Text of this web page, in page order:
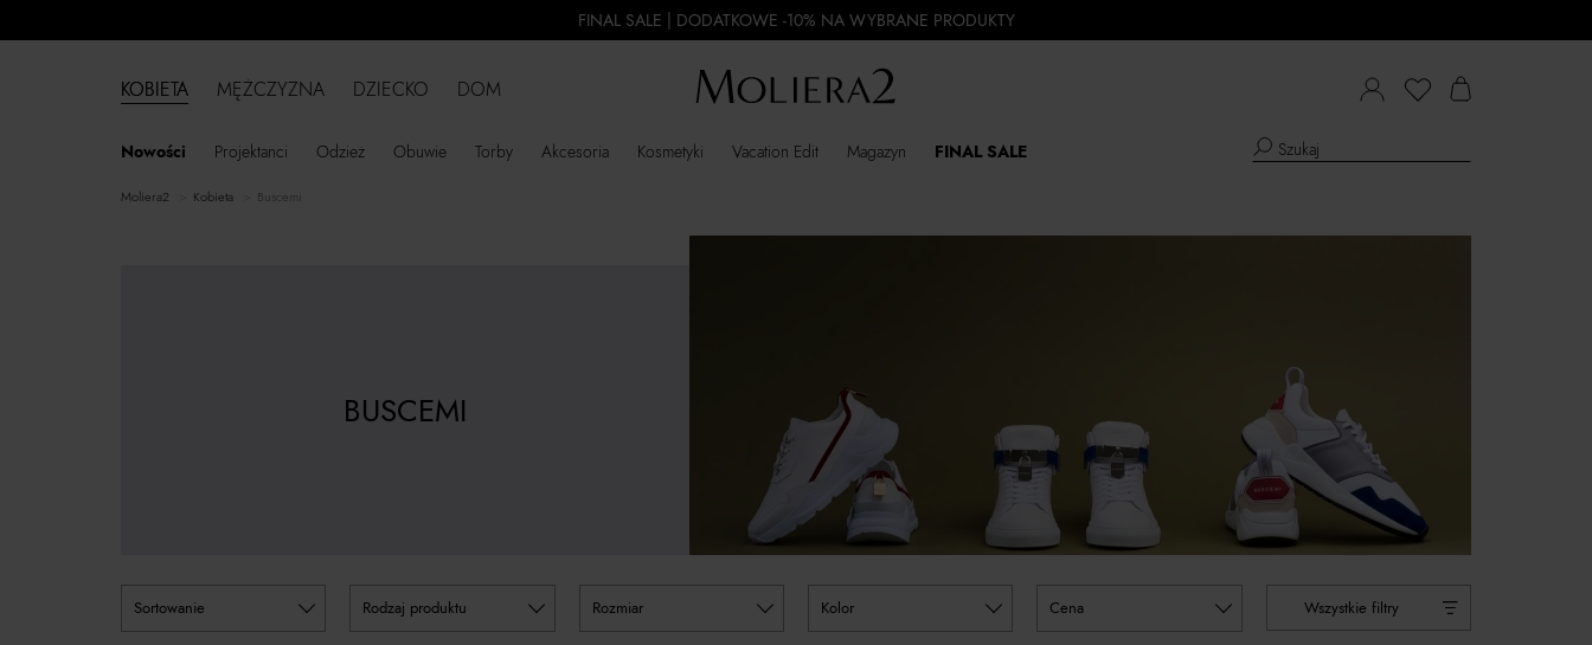
FINAL SALE | DODATKOWE -10% NA WYBRANE PRODUKTY
KOBIETA
Nowości Projektanci Odzież Obuwie Torby Akcesoria Kosmetyki Vacation Edit Magazyn FINAL SALE
MĘŻCZYZNA DZIECKO DOM
moliera2 kobieta Buscemi
BUSCEMI
sortowanie rodzaj produktu rozmiar kolor cena Wszystkie filtry